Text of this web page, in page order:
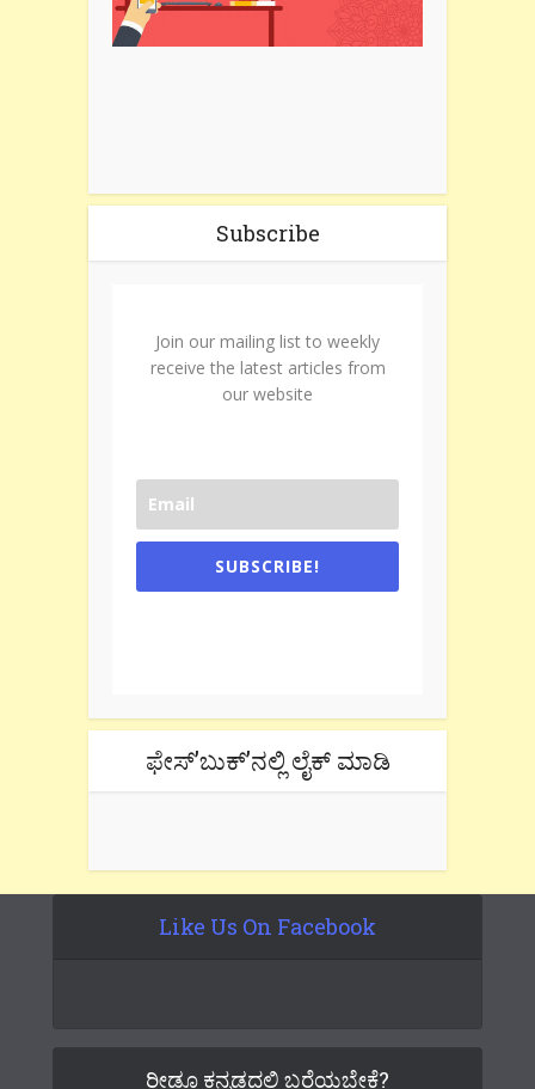
Subscribe
Join our mailing list to weekly
receive the latest articles from
our website
SUBSCRIBE!
ಫೇಸ್’ಬುಕ್’ನಲ್ಲಿ ಲೈಕ್ ಮಾಡಿ
Like Us On Facebook
ರೀಡೂ ಕನ್ನಡದಲ್ಲಿ ಬರೆಯಬೇಕೆ?